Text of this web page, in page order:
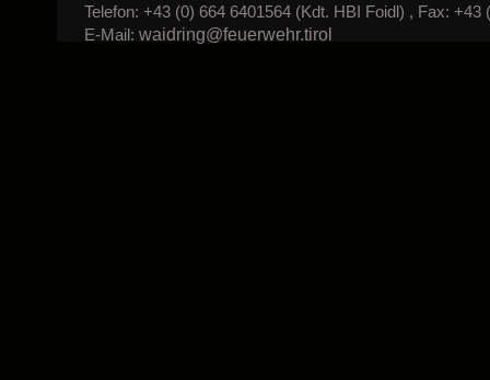
Telefon: +43 (0) 664 6401564 (Kdt. HBI Foidl) , Fax: +43
E-Mail: waidring@feuerwehr.tirol